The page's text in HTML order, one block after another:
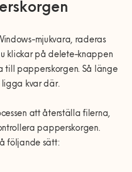
mjukvara, raderas
klickar på delete-knappen
till papperskorgen. Så länge
ligga kvar där.
att återställa filerna,
papperskorgen.
följande sätt: